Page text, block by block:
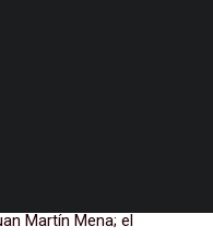
Martín Mena; el